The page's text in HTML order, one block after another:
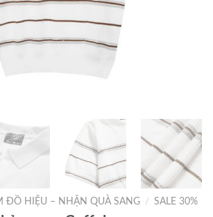
ĐỒ HIỆU – NHẬN QUÀ SANG / SALE 30%